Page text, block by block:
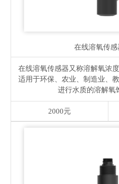
在线溶氧传感
在线溶氧传感器又称溶解氧浓
适用于环保、农业、制造业、
进行水质的溶解氧
2000元